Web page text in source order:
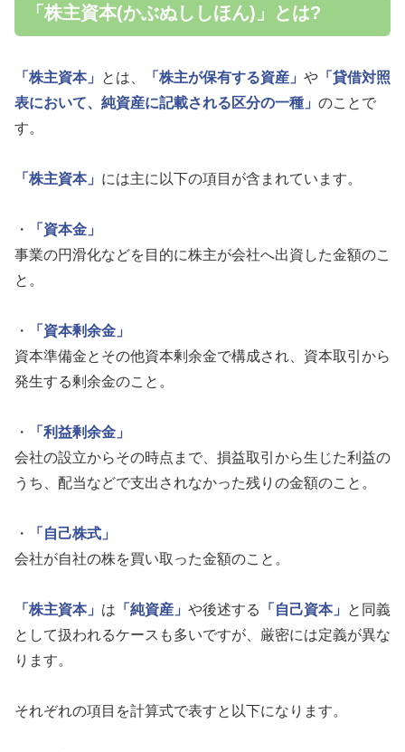
「株主資本(かぶぬししほん)」とは?
「株主資本」 とは、 「株主が保有する資産」 や 「貸借対照
表において、純資産に記載される区分の一種」 のことで
す。
「株主資本」 には主に以下の項目が含まれています。
・
「資本金」
事業の円滑化などを目的に株主が会社へ出資した金額のこ
と。
・
「資本剰余金」
資本準備金とその他資本剰余金で構成され、資本取引から
発生する剰余金のこと。
・
「利益剰余金」
会社の設立からその時点まで、損益取引から生じた利益の
うち、配当などで支出されなかった残りの金額のこと。
・
「自己株式」
会社が自社の株を買い取った金額のこと。
「株主資本」 は 「純資産」 や後述する 「自己資本」
と同義
として扱われるケースも多いですが、厳密には定義が異な
ります。
それぞれの項目を計算式で表すと以下になります。